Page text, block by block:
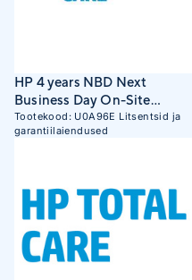
HP 4 years NBD Next
Business Day On-Site
Warranty Extension for
Tootekood: U0A96E Litsentsid ja
garantiilaiendused